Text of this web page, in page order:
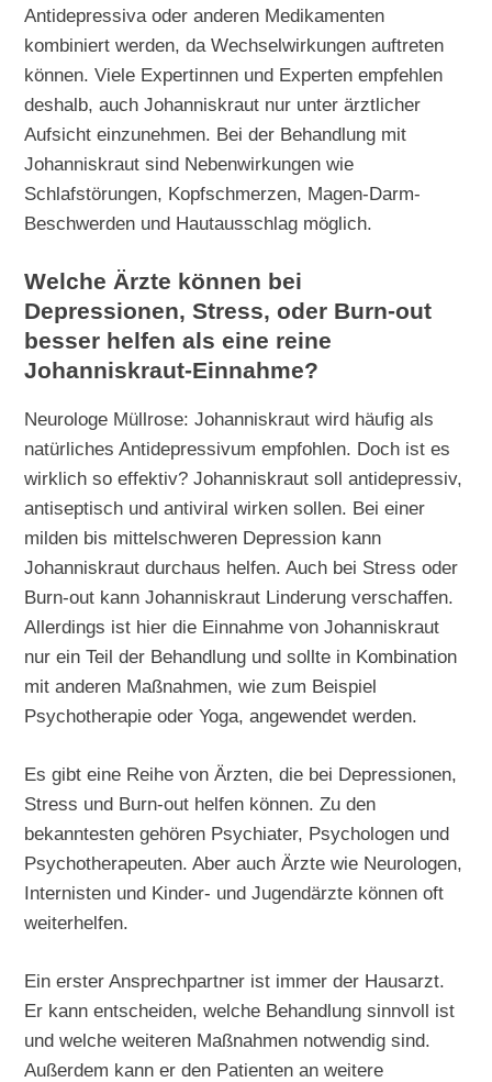
Antidepressiva oder anderen Medikamenten
kombiniert werden, da Wechselwirkungen auftreten
können. Viele Expertinnen und Experten empfehlen
deshalb, auch Johanniskraut nur unter ärztlicher
Aufsicht einzunehmen. Bei der Behandlung mit
Johanniskraut sind Nebenwirkungen wie
Schlafstörungen, Kopfschmerzen, Magen-Darm-
Beschwerden und Hautausschlag möglich.
Welche Ärzte können bei
Depressionen, Stress, oder Burn-out
besser helfen als eine reine
Johanniskraut-Einnahme?
Neurologe Müllrose: Johanniskraut wird häufig als
natürliches Antidepressivum empfohlen. Doch ist es
wirklich so effektiv? Johanniskraut soll antidepressiv,
antiseptisch und antiviral wirken sollen. Bei einer
milden bis mittelschweren Depression kann
Johanniskraut durchaus helfen. Auch bei Stress oder
Burn-out kann Johanniskraut Linderung verschaffen.
Allerdings ist hier die Einnahme von Johanniskraut
nur ein Teil der Behandlung und sollte in Kombination
mit anderen Maßnahmen, wie zum Beispiel
Psychotherapie oder Yoga, angewendet werden.
Es gibt eine Reihe von Ärzten, die bei Depressionen,
Stress und Burn-out helfen können. Zu den
bekanntesten gehören Psychiater, Psychologen und
Psychotherapeuten. Aber auch Ärzte wie Neurologen,
Internisten und Kinder- und Jugendärzte können oft
weiterhelfen.
Ein erster Ansprechpartner ist immer der Hausarzt.
Er kann entscheiden, welche Behandlung sinnvoll ist
und welche weiteren Maßnahmen notwendig sind.
Außerdem kann er den Patienten an weitere